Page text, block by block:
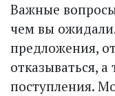
Важные
чем вы
предложения,
отказываться,
поступления.